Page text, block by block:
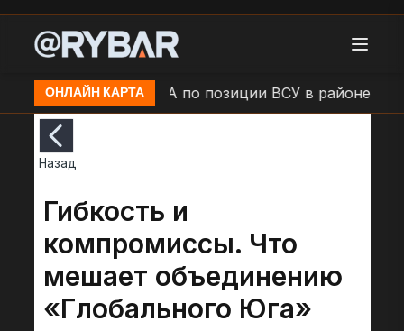
ОНЛАЙН КАРТА
Удар БЛА по позиции ВСУ в районе н.п.
Назад
Гибкость и
компромиссы. Что
мешает объединению
«Глобального Юга»